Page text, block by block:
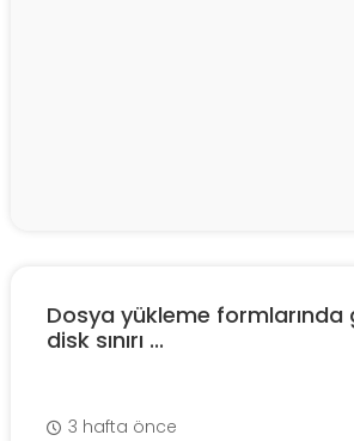
Dosya yükleme formlarında
disk sınırı ...
3 hafta önce